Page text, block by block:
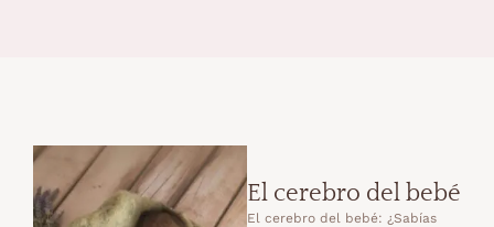
El cerebro del bebé
El cerebro del bebé: ¿Sabías